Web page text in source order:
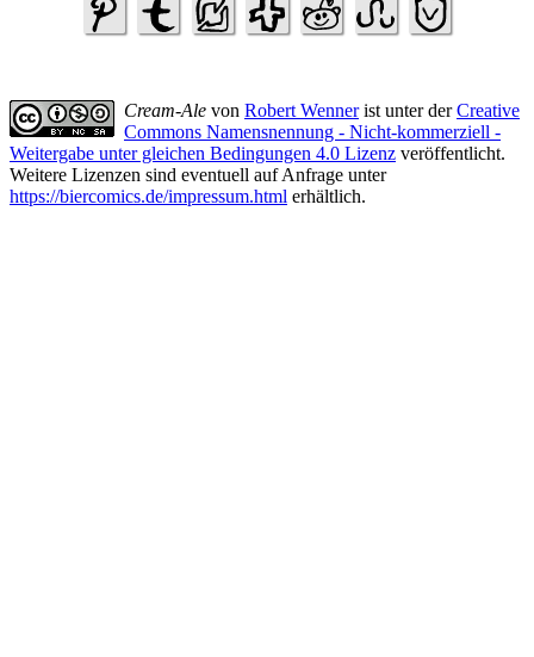
Cream-Ale von Robert Wennerist unter derCreative
Commons Namensnennung - Nicht-kommerziell -
Weitergabe unter gleichen Bedingungen 4.0 Lizenz veröffentlicht.
Weitere Lizenzen sind eventuell auf Anfrage unter
https://biercomics.de/impressum.html erhältlich.